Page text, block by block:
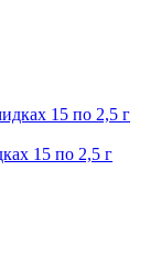
15 по 2,5 г